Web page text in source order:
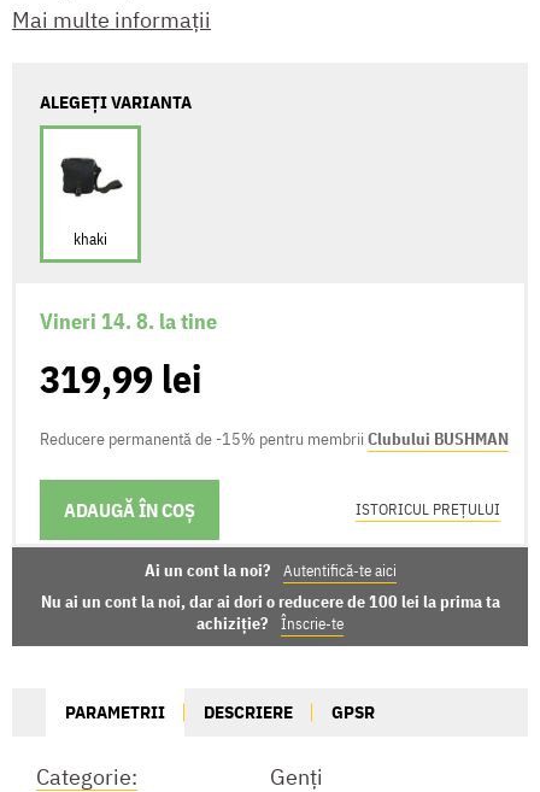
Mai multe informații
ALEGEȚI VARIANTA
khaki
Vineri 14. 8. la tine
319,99 lei
Reducere permanentă de -15% pentru membrii Clubului BUSHMAN
ADAUGĂ ÎN COȘ
OPȚIUNI DE LIVRARE ISTORICUL PREȚULUI
Ai un cont la noi? Autentifică-te aici
Nu ai un cont la noi, dar ai dori o reducere de 100 lei la prima ta
achiziție?
Înscrie-te
PARAMETRII DESCRIERE GPSR
Categorie:
Genți